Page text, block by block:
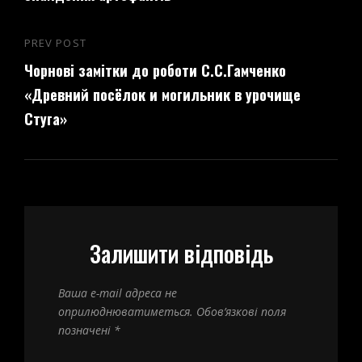
Previous
Post
PREV POST
Чорнові замітки до роботи С.С.Гамченко
«Древний посёлок и могильник в урочище
Стуга»
Залишити відповідь
Ваша e-mail адреса не
оприлюднюватиметься. Обов’язкові поля
позначені *